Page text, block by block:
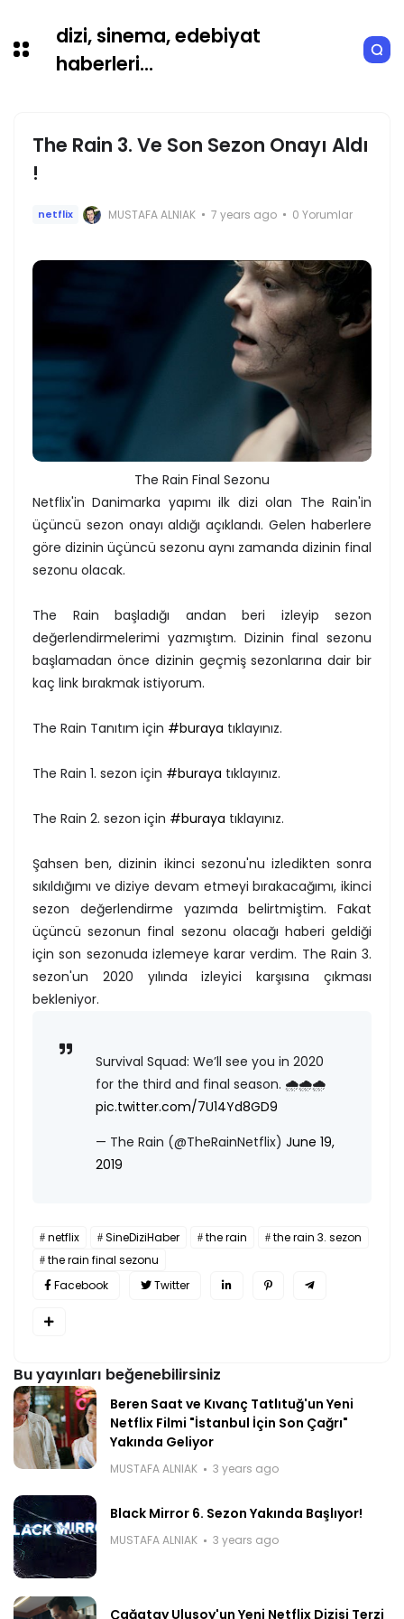
dizi, sinema, edebiyat
haberleri...
The Rain 3. Ve Son Sezon Onayı Aldı
!
netflix MUSTAFA ALNIAK 7 years ago 0 Yorumlar
The Rain Final Sezonu
Netflix'in Danimarka yapımı ilk dizi olan The Rain'in
üçüncü sezon onayı aldığı açıklandı. Gelen haberlere
göre dizinin üçüncü sezonu aynı zamanda dizinin final
sezonu olacak.
The Rain başladığı andan beri izleyip sezon
değerlendirmelerimi yazmıştım. Dizinin final sezonu
başlamadan önce dizinin geçmiş sezonlarına dair bir
kaç link bırakmak istiyorum.
The Rain Tanıtım için #buraya tıklayınız.
The Rain 1. sezon için #buraya tıklayınız.
The Rain 2. sezon için #buraya tıklayınız.
Şahsen ben, dizinin ikinci sezonu'nu izledikten sonra
sıkıldığımı ve diziye devam etmeyi bırakacağımı, ikinci
sezon değerlendirme yazımda belirtmiştim. Fakat
üçüncü sezonun final sezonu olacağı haberi geldiği
için son sezonuda izlemeye karar verdim. The Rain 3.
sezon'un 2020 yılında izleyici karşısına çıkması
bekleniyor.
Survival Squad: We’ll see you in 2020
for the third and final season. 🌧🌧🌧
pic.twitter.com/7U14Yd8GD9
— The Rain (@TheRainNetflix) June 19,
2019
netflix SineDiziHaber the rain
the rain 3. sezon
the rain final sezonu
Facebook
Twitter
Bu yayınları beğenebilirsiniz
Beren Saat ve Kıvanç Tatlıtuğ'un Yeni
Netflix Filmi "İstanbul İçin Son Çağrı"
Yakında Geliyor
MUSTAFA ALNIAK 3 years ago
Black Mirror 6. Sezon Yakında Başlıyor!
MUSTAFA ALNIAK 3 years ago
Çağatay Ulusoy'un Yeni Netflix Dizisi Terzi